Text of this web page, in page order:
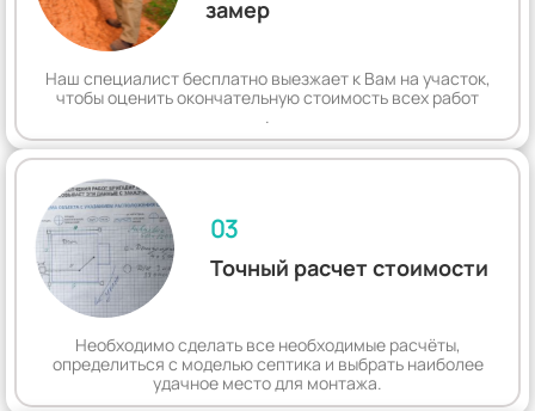
замер
Наш специалист бесплатно выезжает к Вам на участок,
чтобы оценить окончательную стоимость всех работ
.
03
Точный расчет стоимости
Необходимо сделать все необходимые расчёты,
определиться с моделью септика и выбрать наиболее
удачное место для монтажа.